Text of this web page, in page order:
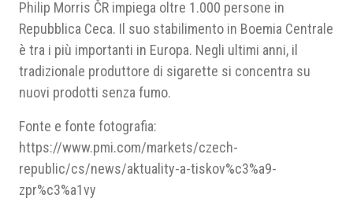
Philip Morris ČR impiega oltre 1.000 persone in
Repubblica Ceca. Il suo stabilimento in Boemia Centrale
è tra i più importanti in Europa. Negli ultimi anni, il
tradizionale produttore di sigarette si concentra su
nuovi prodotti senza fumo.
Fonte e fonte fotografia:
https://www.pmi.com/markets/czech-
republic/cs/news/aktuality-a-tiskov%c3%a9-
zpr%c3%a1vy